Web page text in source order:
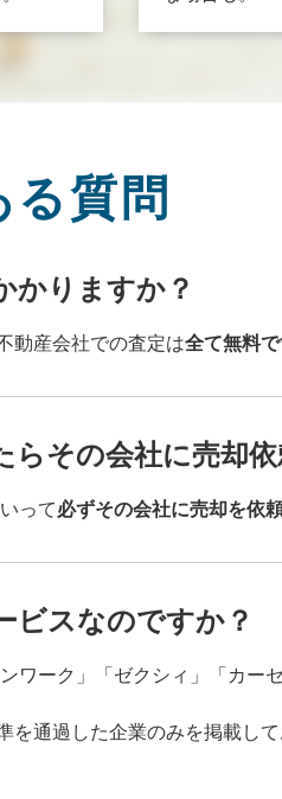
る質問
かりますか？
動産会社での査定は全て無料
らその会社に売却
って必ずその会社に売却を依
ビスなのですか？
ワーク」「ゼクシィ」「カー
を通過した企業のみを掲載し